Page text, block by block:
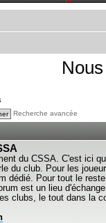
Recherche avancée
du CSSA. C'est ici
du club. Pour les
dédié. Pour tout le
est un lieu
clubs, le tout dans la